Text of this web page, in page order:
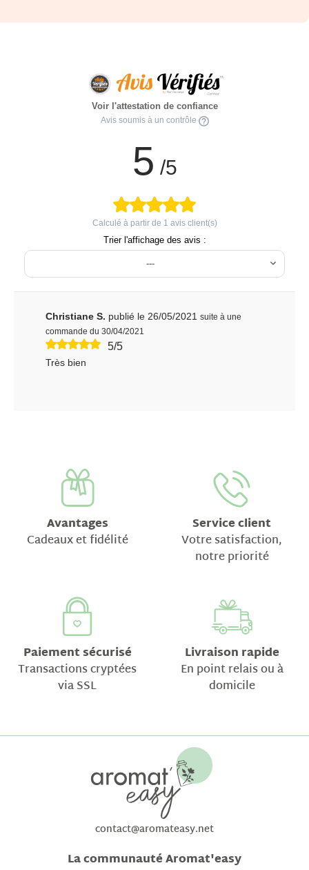
Voir l'attestation de confiance
Avis soumis à un contrôle
5 /5
Calculé à partir de 1 avis client(s)
Trier l'affichage des avis :
---
Christiane S. publié le 26/05/2021 suite à une
commande du 30/04/2021
5/5
Très bien
Avantages
Cadeaux et fidélité
Service client
Votre satisfaction,
notre priorité
Paiement sécurisé
Transactions cryptées
via SSL
Livraison rapide
En point relais ou à
domicile
contact@aromateasy.net
La communauté Aromat'easy